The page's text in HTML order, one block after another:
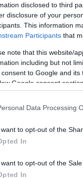
disclosed to third
disclosure of your
This information
Participants that
note that this website/
including but not
to Google and
Google consent section.
Data Processing
want to opt-out of the
In
want to opt-out of the
In